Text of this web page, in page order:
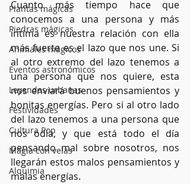
Plantas mágicas
Piedras mágicas
Animales mágicos
Eventos astronómicos
Leyendas urbanas
Festividades
Cultura Pop
Magia con velas
Alquimia
Cuanto más tiempo hace que
conocemos a una persona y más
íntima es nuestra relación con ella
más fuerte es el lazo que nos une. Si
al otro extremo del lazo tenemos a
una persona que nos quiere, esta
nos enviará buenos pensamientos y
bonitas energías. Pero si al otro lado
del lazo tenemos a una persona que
nos odia, y que está todo el día
pensando mal sobre nosotros, nos
llegarán estos malos pensamientos y
malas energías.